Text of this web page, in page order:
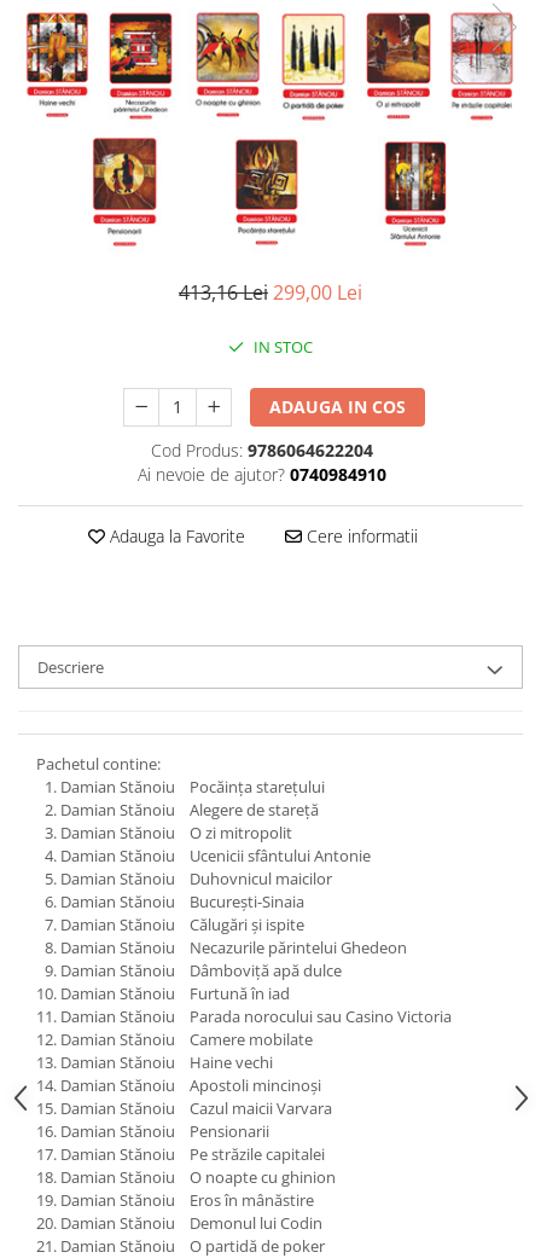
Literatura
Clasica
Contemporana
Moderna
Universala
Universala
Non-fictiune
Publicistica / Reportaje / Interviuri
Sociologie si filozofie
413,16 Lei299,00 Lei
IN STOC
ADAUGA IN COS
Cod Produs: 9786064622204
Ai nevoie de ajutor? 0740984910
Adauga la Favorite Cere informatii
Descriere
Pachetul contine:
Damian Stănoiu Pocăința starețului
Damian Stănoiu Alegere de stareță
Damian Stănoiu O zi mitropolit
Damian Stănoiu Ucenicii sfântului Antonie
Damian Stănoiu Duhovnicul maicilor
Damian Stănoiu Bucureşti-Sinaia
Damian Stănoiu Călugări şi ispite
Damian Stănoiu Necazurile părintelui Ghedeon
Damian Stănoiu Dâmboviţă apă dulce
Damian Stănoiu Furtună în iad
Damian Stănoiu Parada norocului sau Casino Victoria
Damian Stănoiu Camere mobilate
Damian Stănoiu Haine vechi
Damian Stănoiu Apostoli mincinoși
Damian Stănoiu Cazul maicii Varvara
Damian Stănoiu Pensionarii
Damian Stănoiu Pe străzile capitalei
Damian Stănoiu O noapte cu ghinion
Damian Stănoiu Eros în mânăstire
Damian Stănoiu Demonul lui Codin
Damian Stănoiu O partidă de poker